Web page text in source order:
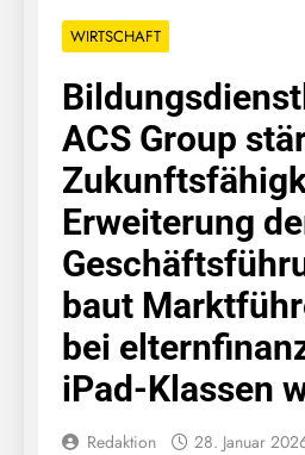
WIRTSCHAFT
ACS Group
Erweiterung
baut
bei
iPad-Klassen
Redaktion 28. Januar